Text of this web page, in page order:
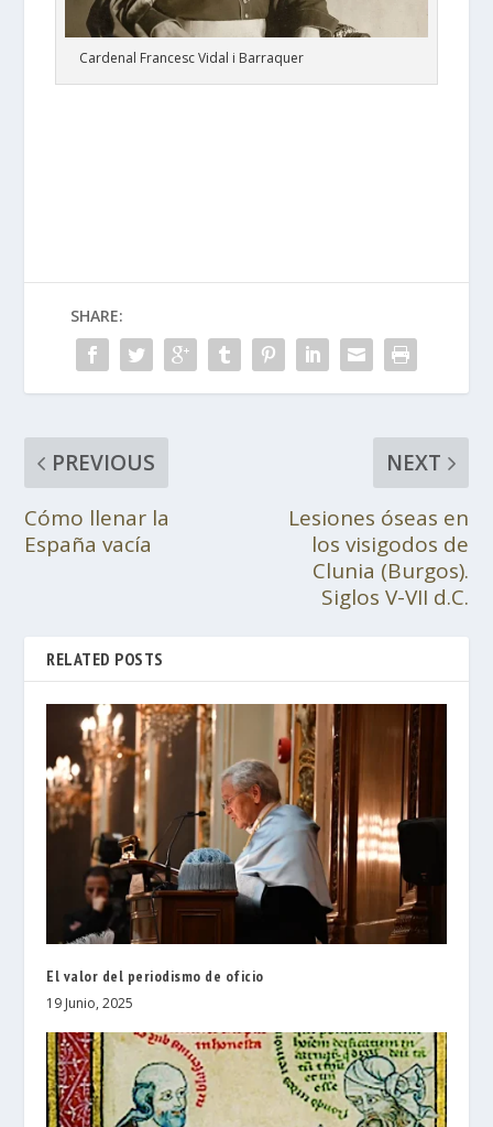
Cardenal Francesc Vidal i Barraquer
SHARE:
PREVIOUS
Cómo llenar la
España vacía
NEXT
Lesiones óseas en
los visigodos de
Clunia (Burgos).
Siglos V-VII d.C.
RELATED POSTS
El valor del periodismo de oficio
19 Junio, 2025